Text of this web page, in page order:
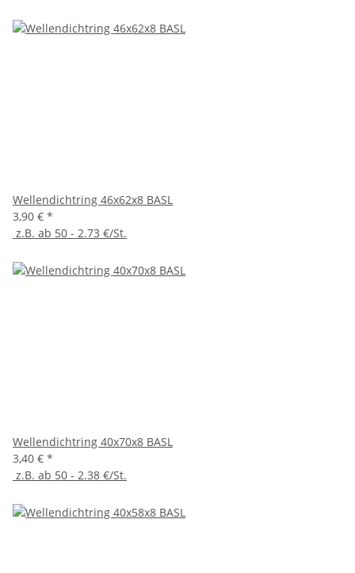
Wellendichtring 46x62x8 BASL
3,90 € *
z.B. ab 50 - 2.73 €/St.
Wellendichtring 40x70x8 BASL
3,40 € *
z.B. ab 50 - 2.38 €/St.